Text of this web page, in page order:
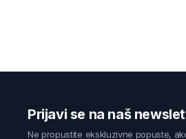
Prijavi se na naš
Ne propustite ekskluzivne popuste,